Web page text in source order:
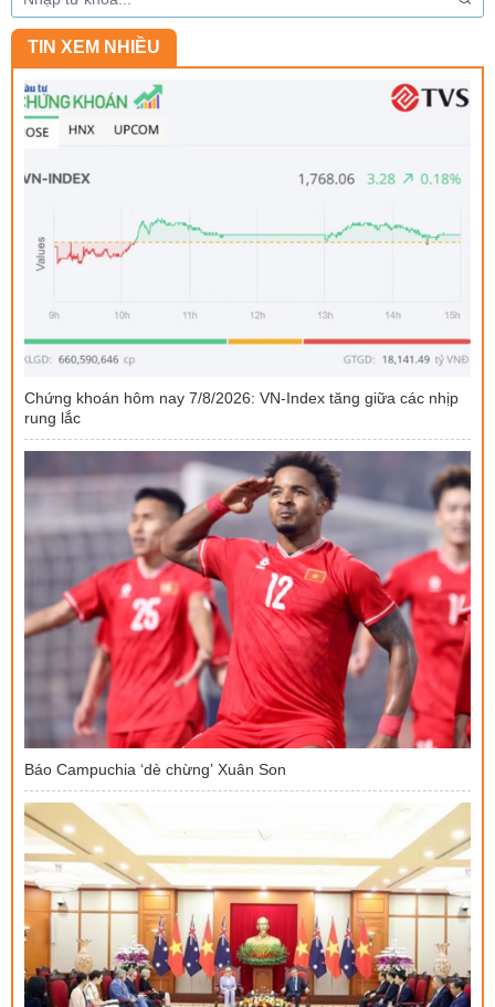
TIN XEM NHIỀU
Chứng khoán hôm nay 7/8/2026: VN-Index tăng giữa các nhịp
rung lắc
Báo Campuchia ‘dè chừng’ Xuân Son